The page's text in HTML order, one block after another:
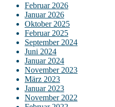
Februar 2026
Januar 2026
Oktober 2025
Februar 2025
September 2024
Juni 2024
Januar 2024
November 2023
März 2023
Januar 2023
November 2022